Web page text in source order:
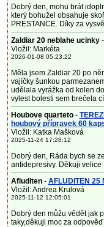
Dobrý den, mohu brát
který bohužel obsahuje
PRESTANCE. Díky za
Zaldiar 20 neblahe ucinky-
Vložil: Markéta
2026-01-08 05:23:22
Měla jsem Zaldiar 20 po
vajíčky šunkou
udělala vyrážka od kolen
vylest bolesti sem brečela
Houbove quarteto-
houbový přípravek 60
Vložil: Katka Mašková
2025-11-24 17:28:12
Dobrý den, Ráda bych se
antidepresivy. Děkuji velice
Afluditen- AFLUDITEN 25
Vložil: Andrea Krulová
2025-11-12 12:05:01
Dobrý den můžu vědět jak
taky,děkuji moc za odpověď